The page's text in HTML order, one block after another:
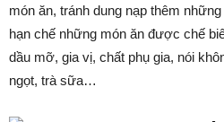
món ăn, tránh dung nạp thêm
hạn chế những món ăn được chế
dầu mỡ, gia vị, chất phụ gia, nói
ngọt, trà sữa…